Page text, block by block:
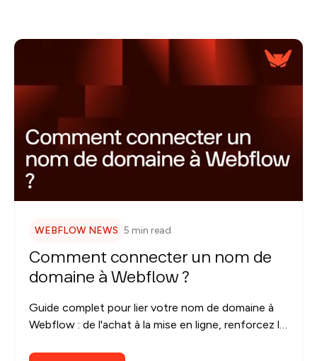
WEBFLOW NEWS 5 min read
Comment connecter un nom de
domaine à Webflow ?
Guide complet pour lier votre nom de domaine à
Webflow : de l'achat à la mise en ligne, renforcez la